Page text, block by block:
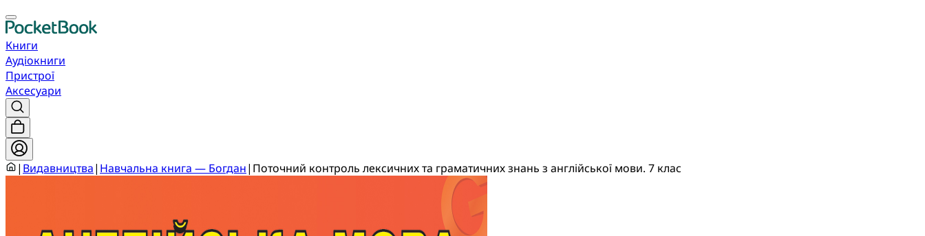
Книги
Аудіокниги
Пристрої
Аксесуари
| Видавництва| Навчальна книга — Богдан| Поточний контроль лексичних та граматичних знань з англійської мови. 7 клас